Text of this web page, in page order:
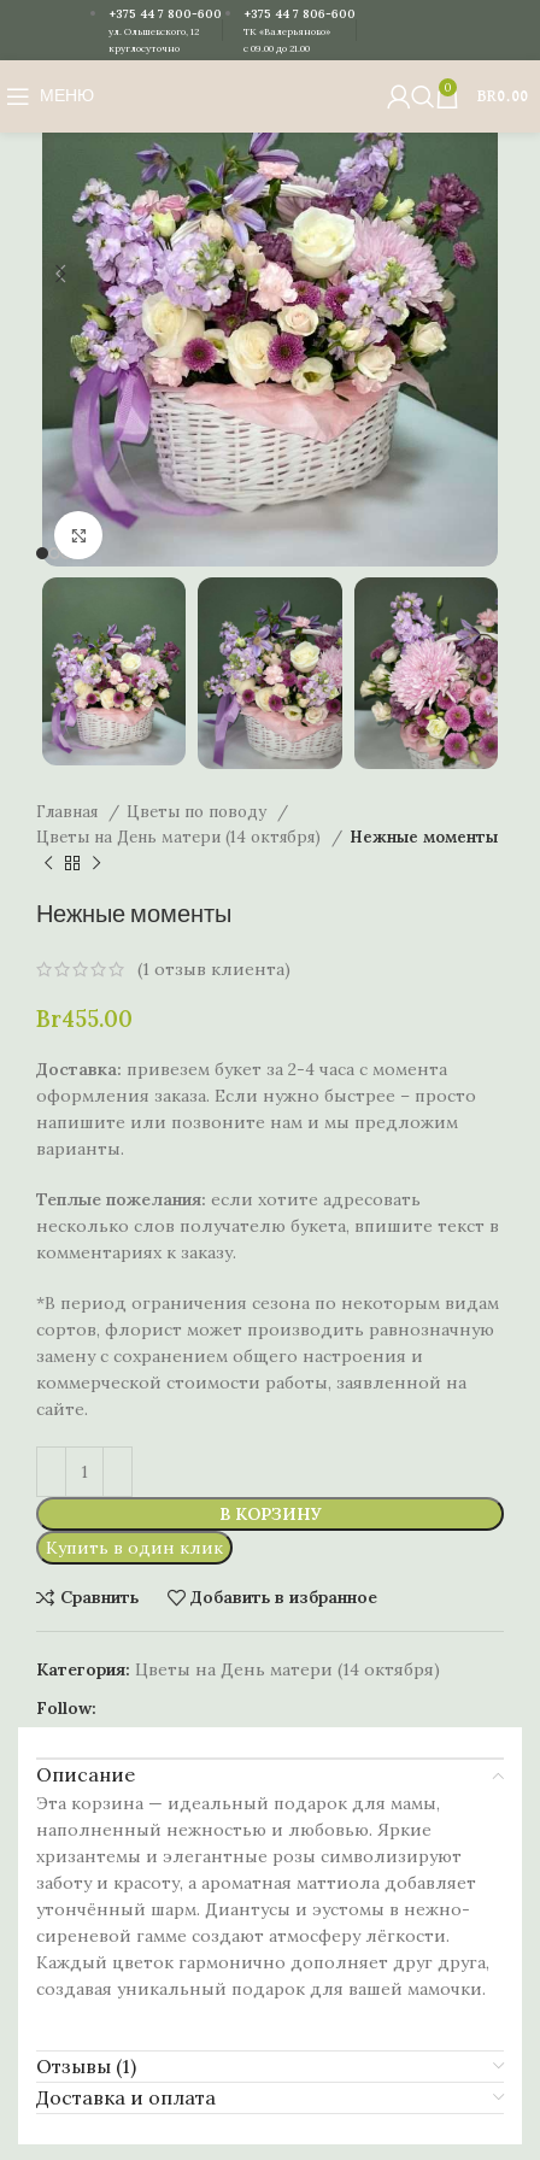
+375 44 7 800-600
ул. Ольшевского, 12
круглосуточно
+375 44 7 806-600
ТК «Валерьяново»
с 09.00 до 21.00
МЕНЮ
0
BR0.00
Нажмите, чтобы увеличить
Главная
Цветы по поводу
Цветы на День матери (14 октября)
Нежные моменты
Нежные моменты
(1 отзыв клиента)
Br455.00
Доставка: привезем букет за 2-4 часа с момента
оформления заказа. Если нужно быстрее – просто
напишите или позвоните нам и мы предложим
варианты.
Теплые пожелания: если хотите адресовать
несколько слов получателю букета, впишите текст в
комментариях к заказу.
*В период ограничения сезона по некоторым видам
сортов, флорист может производить равнозначную
замену с сохранением общего настроения и
коммерческой стоимости работы, заявленной на
сайте.
В КОРЗИНУ
Купить в один клик
Сравнить Добавить в избранное
Категория: Цветы на День матери (14 октября)
Follow:
Описание
Эта корзина — идеальный подарок для мамы,
наполненный нежностью и любовью. Яркие
хризантемы и элегантные розы символизируют
заботу и красоту, а ароматная маттиола добавляет
утончённый шарм. Диантусы и эустомы в нежно-
сиреневой гамме создают атмосферу лёгкости.
Каждый цветок гармонично дополняет друг друга,
создавая уникальный подарок для вашей мамочки.
Отзывы (1)
Доставка и оплата